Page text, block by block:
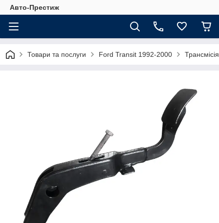
Авто-Престиж
Товари та послуги Ford Transit 1992-2000